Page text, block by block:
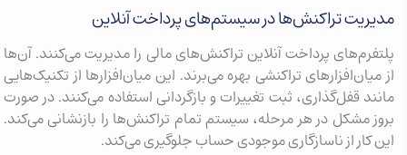
مدیریت تراکنش‌ها در سیستم‌های پرداخت آنلاین
پلتفرم‌های پرداخت آنلاین تراکنش‌های مالی را مدیریت می‌کنند. آن‌ها
از میان‌افزارهای تراکنشی بهره می‌برند. این میان‌افزارها از تکنیک‌هایی
مانند قفل‌گذاری، ثبت تغییرات و بازگردانی استفاده می‌کنند. در صورت
بروز مشکل در هر مرحله، سیستم تمام تراکنش‌ها را بازنشانی می‌کند.
این کار از ناسازگاری موجودی حساب جلوگیری می‌کند.